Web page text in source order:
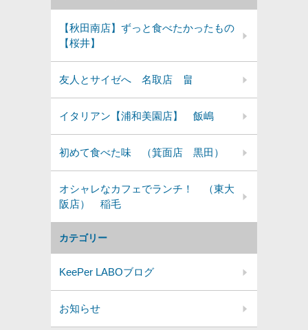
カテゴリー
KeePer LABOブログ
お知らせ
【秋田南店】ずっと食べたかったもの
【桜井】
友人とサイゼへ 名取店 畠
イタリアン【浦和美園店】 飯嶋
初めて食べた味 （箕面店 黒田）
オシャレなカフェでランチ！ （東大
阪店） 稲毛